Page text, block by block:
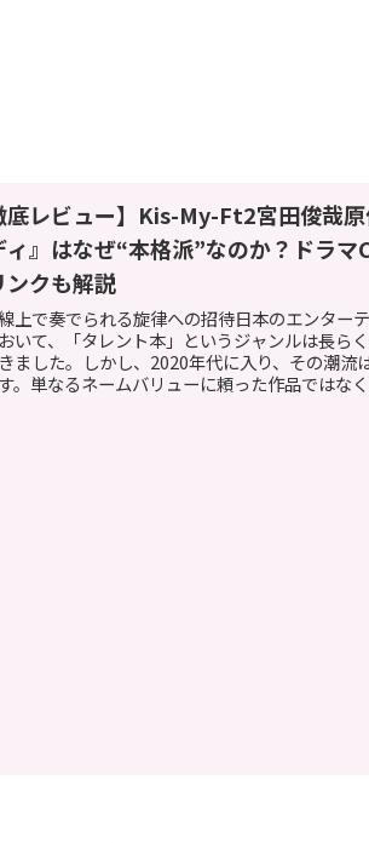
底レビュー】Kis-My-Ft2宮田俊哉原
ィ』はなぜ“本格派”なのか？ドラマ
ンクも解説
上で奏でられる旋律への招待日本のエンター
いて、「タレント本」というジャンルは長ら
ました。しかし、2020年代に入り、その潮流
。単なるネームバリューに頼った作品ではな